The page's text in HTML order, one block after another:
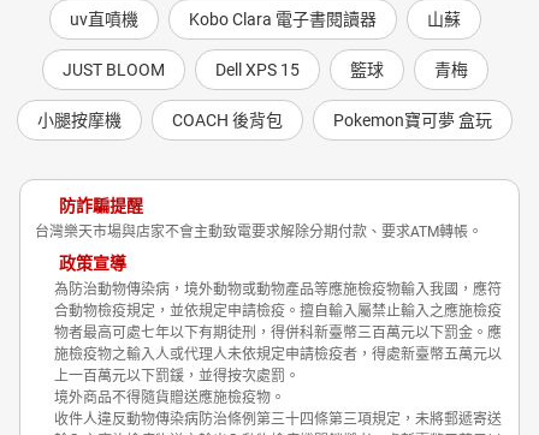
uv直噴機 Kobo Clara 電子書閱讀器 山蘇
JUST BLOOM Dell XPS 15 籃球 青梅
小腿按摩機 COACH 後背包 Pokemon寶可夢 盒玩
防詐騙提醒
台灣樂天市場與店家不會主動致電要求解除分期付款、要求ATM轉帳。
政策宣導
為防治動物傳染病，境外動物或動物產品等應施檢疫物輸入我國，應符
合動物檢疫規定，並依規定申請檢疫。擅自輸入屬禁止輸入之應施檢疫
物者最高可處七年以下有期徒刑，得併科新臺幣三百萬元以下罰金。應
施檢疫物之輸入人或代理人未依規定申請檢疫者，得處新臺幣五萬元以
上一百萬元以下罰鍰，並得按次處罰。
境外商品不得隨貨贈送應施檢疫物。
收件人違反動物傳染病防治條例第三十四條第三項規定，未將郵遞寄送